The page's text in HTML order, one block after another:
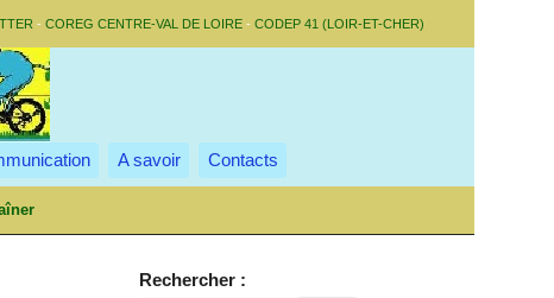
- COREG CENTRE-VAL DE LOIRE - CODEP 41 (LOIR-ET-CHER)
A savoir Contacts
Rechercher :